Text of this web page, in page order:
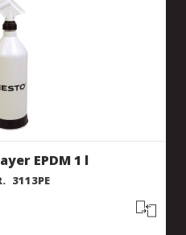
EPDM 1 l
3113PE